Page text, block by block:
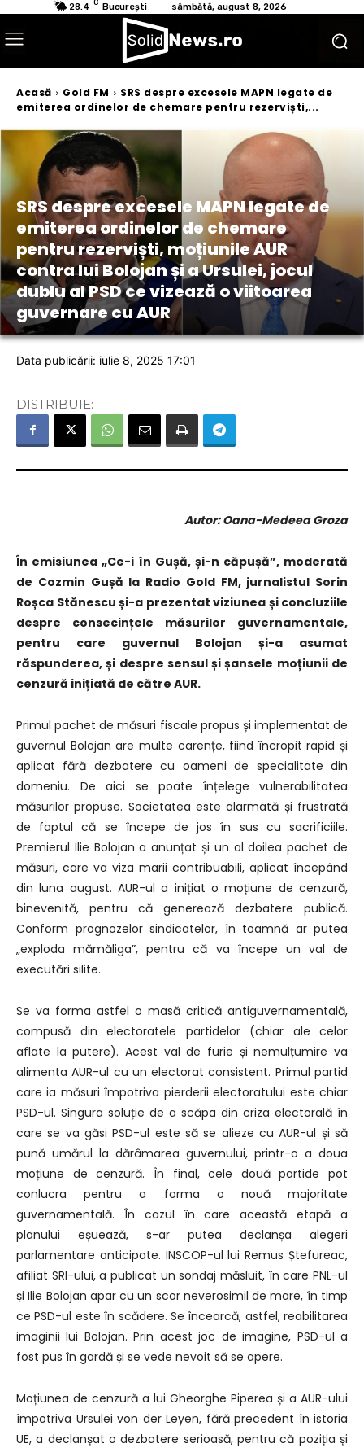
28.4 C București sâmbătă, august 8, 2026
Acasă Gold FM
SRS despre excesele MAPN legate de
emiterea ordinelor de chemare pentru rezerviști,...
SRS despre excesele MAPN legate de
emiterea ordinelor de chemare
pentru rezerviști, moțiunile AUR
contra lui Bolojan și a Ursulei, jocul
dublu al PSD ce vizează o viitoarea
guvernare cu AUR
Data publicării: iulie 8, 2025 17:01
DISTRIBUIE:
Autor: Oana-Medeea Groza
În emisiunea „Ce-i în Gușă, și-n căpușă”, moderată
de Cozmin Gușă la Radio Gold FM, jurnalistul Sorin
Roșca Stănescu și-a prezentat viziunea și concluziile
despre consecințele măsurilor guvernamentale,
pentru care guvernul Bolojan și-a asumat
răspunderea, și despre sensul și șansele moțiunii de
cenzură inițiată de către AUR.
Primul pachet de măsuri fiscale propus și implementat de
guvernul Bolojan are multe carențe, fiind încropit rapid și
aplicat fără dezbatere cu oameni de specialitate din
domeniu. De aici se poate înțelege vulnerabilitatea
măsurilor propuse. Societatea este alarmată și frustrată
de faptul că se începe de jos în sus cu sacrificiile.
Premierul Ilie Bolojan a anunțat și un al doilea pachet de
măsuri, care va viza marii contribuabili, aplicat începând
din luna august. AUR-ul a inițiat o moțiune de cenzură,
binevenită, pentru că generează dezbatere publică.
Conform prognozelor sindicatelor, în toamnă ar putea
„exploda mămăliga”, pentru că va începe un val de
executări silite.
Se va forma astfel o masă critică antiguvernamentală,
compusă din electoratele partidelor (chiar ale celor
aflate la putere). Acest val de furie și nemulțumire va
alimenta AUR-ul cu un electorat consistent. Primul partid
care ia măsuri împotriva pierderii electoratului este chiar
PSD-ul. Singura soluție de a scăpa din criza electorală în
care se va găsi PSD-ul este să se alieze cu AUR-ul și să
pună umărul la dărâmarea guvernului, printr-o a doua
moțiune de cenzură. În final, cele două partide pot
conlucra pentru a forma o nouă majoritate
guvernamentală. În cazul în care această etapă a
planului eșuează, s-ar putea declanșa alegeri
parlamentare anticipate. INSCOP-ul lui Remus Ștefureac,
afiliat SRI-ului, a publicat un sondaj măsluit, în care PNL-ul
și Ilie Bolojan apar cu un scor neverosimil de mare, în timp
ce PSD-ul este în scădere. Se încearcă, astfel, reabilitarea
imaginii lui Bolojan. Prin acest joc de imagine, PSD-ul a
fost pus în gardă și se vede nevoit să se apere.
Moțiunea de cenzură a lui Gheorghe Piperea și a AUR-ului
împotriva Ursulei von der Leyen, fără precedent în istoria
UE, a declanșat o dezbatere serioasă, pentru că poziția și